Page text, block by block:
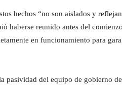
hechos “no son aislados y
haberse reunido antes del
en funcionamiento para
pasividad del equipo de gobierno